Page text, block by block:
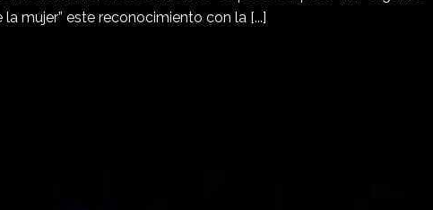
mujer” este reconocimiento con la [...]